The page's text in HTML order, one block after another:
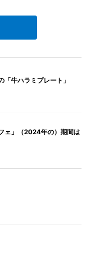
「牛ハラミプレート」
ェ」（2024年の）期間は